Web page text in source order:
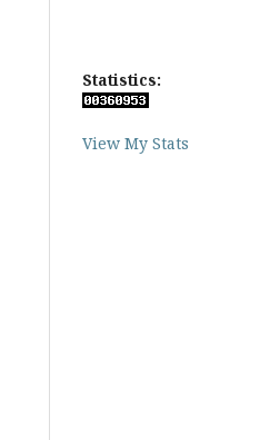
Statistics:
View My Stats